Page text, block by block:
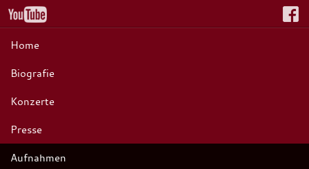
Home
Biografie
Konzerte
Presse
Aufnahmen